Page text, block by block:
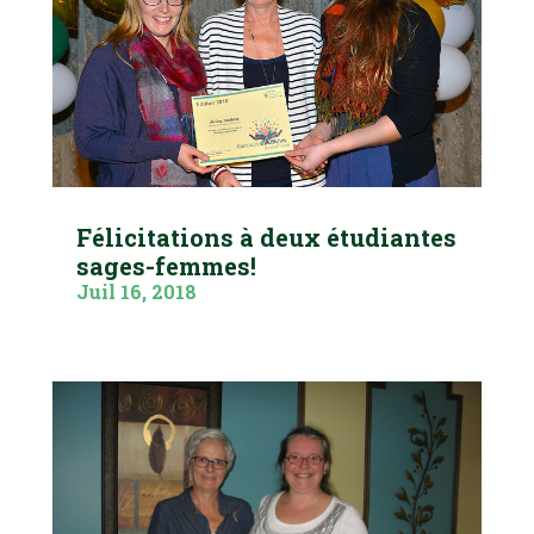
Félicitations à deux étudiantes
sages-femmes!
Juil 16, 2018